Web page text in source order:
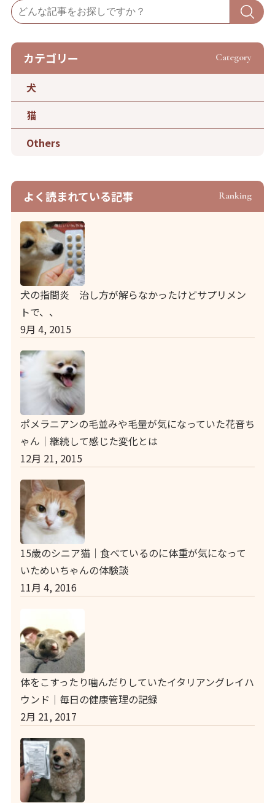
カテゴリー Category
犬
猫
Others
よく読まれている記事 Ranking
犬の指間炎 治し方が解らなかったけどサプリメン
トで、、
9月 4, 2015
ポメラニアンの毛並みや毛量が気になっていた花音ち
ゃん｜継続して感じた変化とは
12月 21, 2015
15歳のシニア猫｜食べているのに体重が気になって
いためいちゃんの体験談
11月 4, 2016
体をこすったり噛んだりしていたイタリアングレイハ
ウンド｜毎日の健康管理の記録
2月 21, 2017